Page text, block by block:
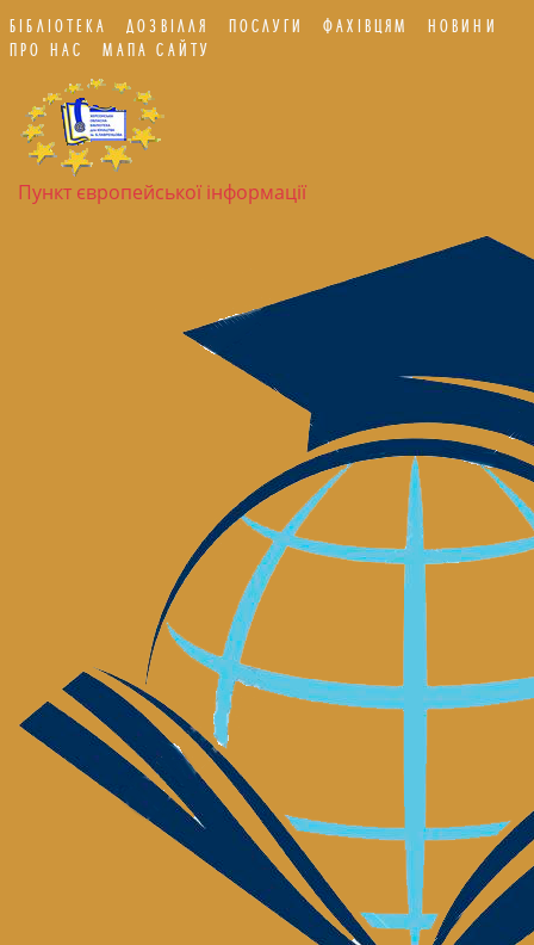
БІБЛІОТЕКА ДОЗВІЛЛЯ ПОСЛУГИ ФАХІВЦЯМ
НОВИНИ
ПРО НАС
МАПА САЙТУ
Пункт європейської інформації